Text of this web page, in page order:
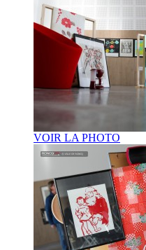
VOIR LA PHOTO